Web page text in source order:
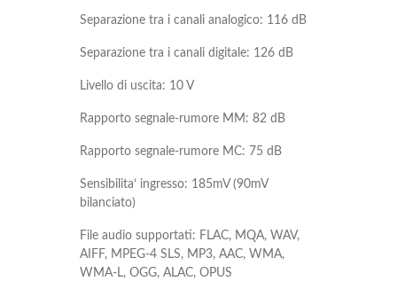
Separazione tra i canali analogico: 116 dB
Separazione tra i canali digitale: 126 dB
Livello di uscita: 10 V
Rapporto segnale-rumore MM: 82 dB
Rapporto segnale-rumore MC: 75 dB
Sensibilita’ ingresso: 185mV (90mV
bilanciato)
File audio supportati: FLAC, MQA, WAV,
AIFF, MPEG-4 SLS, MP3, AAC, WMA,
WMA-L, OGG, ALAC, OPUS